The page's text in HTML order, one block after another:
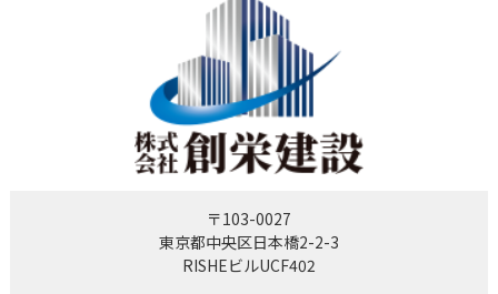
〒103-0027
東京都中央区日本橋2-2-3
RISHEビルUCF402